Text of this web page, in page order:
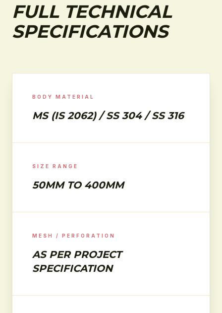
FULL TECHNICAL
SPECIFICATIONS
BODY MATERIAL
MS (IS 2062) / SS 304 / SS 316
SIZE RANGE
50MM TO 400MM
MESH / PERFORATION
AS PER PROJECT
SPECIFICATION